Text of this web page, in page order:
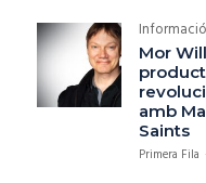
Mor
amb
Saints
Primera Fila